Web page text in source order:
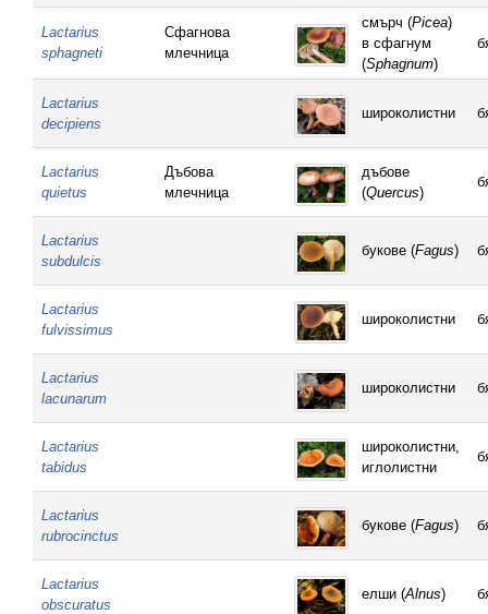
Lactarius
sphagneti
Сфагнова
млечница
смърч (Picea)
в сфагнум
(Sphagnum)
Lactarius
decipiens
широколистни
Lactarius
quietus
Дъбова
млечница
дъбове
(Quercus)
Lactarius
subdulcis
букове (Fagus)
Lactarius
fulvissimus
широколистни
Lactarius
lacunarum
широколистни
Lactarius
tabidus
широколистни,
иглолистни
Lactarius
rubrocinctus
букове (Fagus)
Lactarius
obscuratus
елши (Alnus)